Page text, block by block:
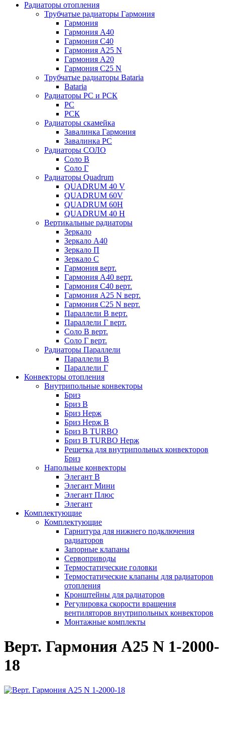
Радиаторы отопления
Трубчатые радиаторы Гармония
Гармония
Гармония А40
Гармония С40
Гармония А25 N
Гармония А20
Гармония С25 N
Трубчатые радиаторы Bataria
Bataria
Радиаторы РС и РСК
РС
РСК
Радиаторы скамейка
Завалинка Гармония
Завалинка РС
Радиаторы СОЛО
Соло В
Соло Г
Радиаторы Quadrum
QUADRUM 40 V
QUADRUM 60V
QUADRUM 60H
QUADRUM 40 H
Вертикальные радиаторы
Зеркало
Зеркало А40
Зеркало П
Зеркало С
Гармония верт.
Гармония А40 верт.
Гармония С40 верт.
Гармония А25 N верт.
Гармония С25 N верт.
Параллели В верт.
Параллели Г верт.
Соло В верт.
Соло Г верт.
Радиаторы Параллели
Параллели В
Параллели Г
Конвекторы отопления
Внутрипольные конвекторы
Бриз
Бриз В
Бриз Нерж
Бриз Нерж В
Бриз В TURBO
Бриз В TURBO Нерж
Решетка для внутрипольных конвекторов
Бриз
Напольные конвекторы
Элегант В
Элегант Мини
Элегант Плюс
Элегант
Комплектующие
Комплектующие
Гарнитура для нижнего подключения
радиаторов
Запорные клапаны
Сервоприводы
Термостатические головки
Термостатические клапаны для радиаторов
отопления
Кронштейны для радиаторов
Регулировка скорости вращения
вентиляторов внутрипольных конвекторов
Монтажные комплекты
Верт. Гармония А25 N 1-2000-
18